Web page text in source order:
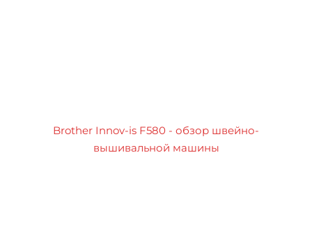
Brother Innov-is F580 - обзор швейно-
вышивальной машины